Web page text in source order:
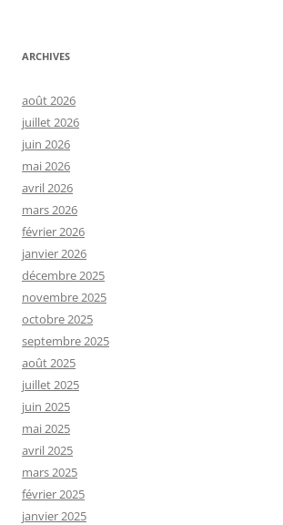
ARCHIVES
août 2026
juillet 2026
juin 2026
mai 2026
avril 2026
mars 2026
février 2026
janvier 2026
décembre 2025
novembre 2025
octobre 2025
septembre 2025
août 2025
juillet 2025
juin 2025
mai 2025
avril 2025
mars 2025
février 2025
janvier 2025